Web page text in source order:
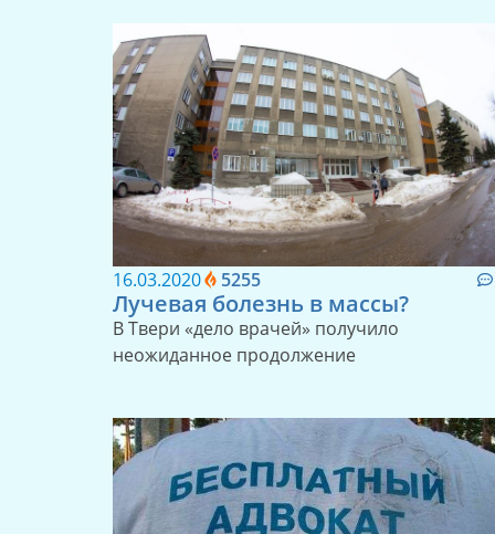
16.03.2020 5255
Лучевая болезнь в массы?
В Твери «дело врачей» получило
неожиданное продолжение